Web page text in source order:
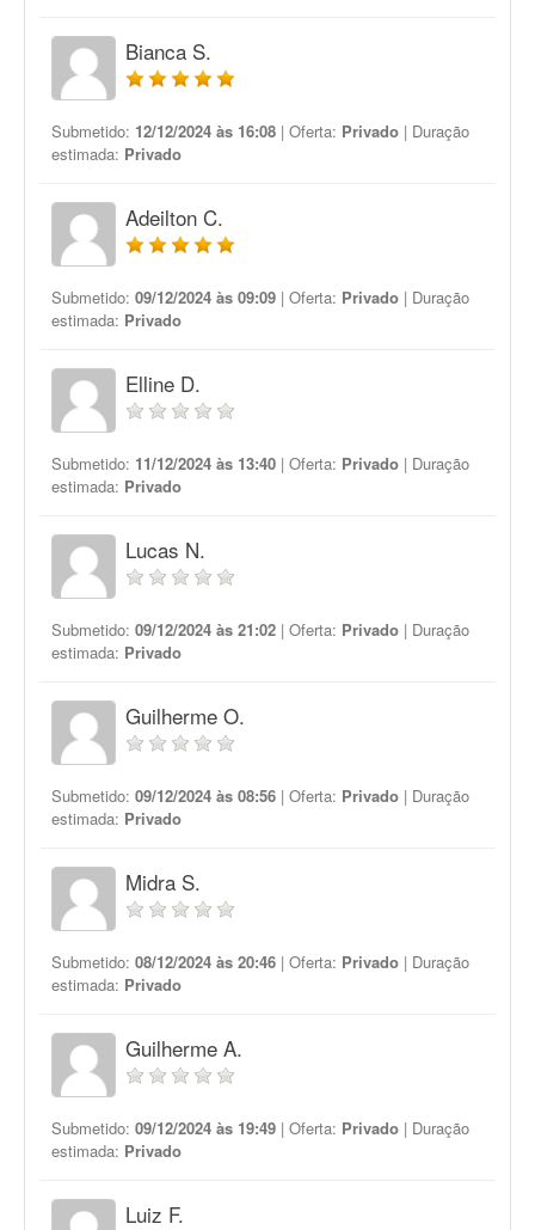
Bianca S.
Submetido: 12/12/2024 às 16:08 | Oferta: Privado | Duração
estimada: Privado
Adeilton C.
Submetido: 09/12/2024 às 09:09 | Oferta: Privado | Duração
estimada: Privado
Elline D.
Submetido: 11/12/2024 às 13:40 | Oferta: Privado | Duração
estimada: Privado
Lucas N.
Submetido: 09/12/2024 às 21:02 | Oferta: Privado | Duração
estimada: Privado
Guilherme O.
Submetido: 09/12/2024 às 08:56 | Oferta: Privado | Duração
estimada: Privado
Midra S.
Submetido: 08/12/2024 às 20:46 | Oferta: Privado | Duração
estimada: Privado
Guilherme A.
Submetido: 09/12/2024 às 19:49 | Oferta: Privado | Duração
estimada: Privado
Luiz F.